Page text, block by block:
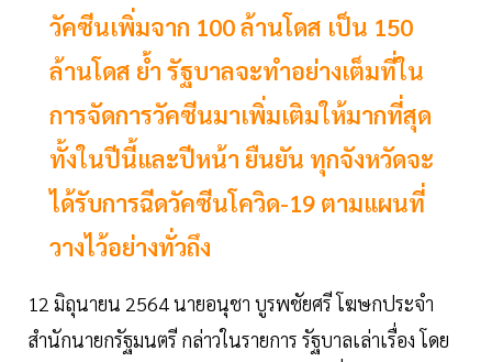
วัคซีนเพิ่มจาก 100 ล้านโดส เป็น 150
ล้านโดส ย้ำ รัฐบาลจะทำอย่างเต็มที่ใน
การจัดการวัคซีนมาเพิ่มเติมให้มากที่สุด
ทั้งในปีนี้และปีหน้า ยืนยัน ทุกจังหวัดจะ
ได้รับการฉีดวัคซีนโควิด-19 ตามแผนที่
วางไว้อย่างทั่วถึง
12 มิถุนายน 2564 นายอนุชา บูรพชัยศรี โฆษกประจำ
สำนักนายกรัฐมนตรี กล่าวในรายการ รัฐบาลเล่าเรื่อง โดย